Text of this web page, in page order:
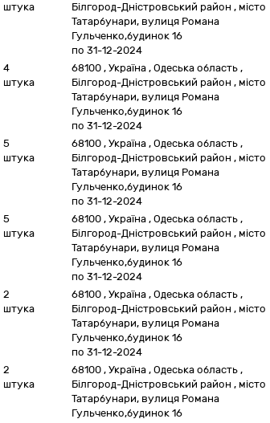
штука
Білгород-Дністровський район , місто
Татарбунари, вулиця Романа
Гульченко,будинок 16
по 31-12-2024
4
штука
68100 , Україна , Одеська область ,
Білгород-Дністровський район , місто
Татарбунари, вулиця Романа
Гульченко,будинок 16
по 31-12-2024
5
штука
68100 , Україна , Одеська область ,
Білгород-Дністровський район , місто
Татарбунари, вулиця Романа
Гульченко,будинок 16
по 31-12-2024
5
штука
68100 , Україна , Одеська область ,
Білгород-Дністровський район , місто
Татарбунари, вулиця Романа
Гульченко,будинок 16
по 31-12-2024
2
штука
68100 , Україна , Одеська область ,
Білгород-Дністровський район , місто
Татарбунари, вулиця Романа
Гульченко,будинок 16
по 31-12-2024
2
штука
68100 , Україна , Одеська область ,
Білгород-Дністровський район , місто
Татарбунари, вулиця Романа
Гульченко,будинок 16